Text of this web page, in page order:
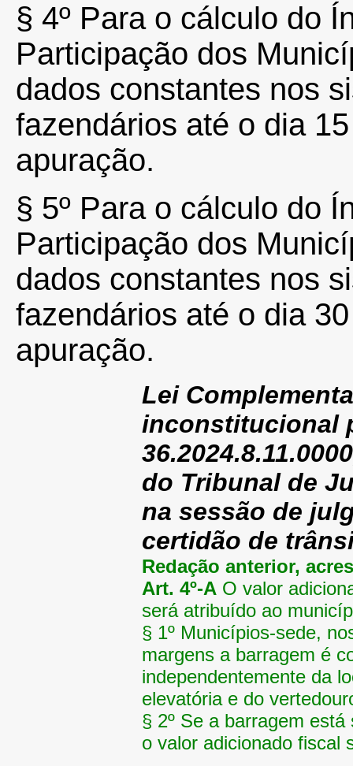
§ 4º Para o cálculo do
Participação dos
dados constantes nos
fazendários até o dia
apuração.
§ 5º Para o cálculo do
Participação dos
dados constantes nos
fazendários até o dia
apuração.
Lei
inconstitucional
do Tribunal de
na sessão de
certidão de
Redação anterior,
Art. 4º-A O valor
será atribuído ao
§ 1º Municípios-sede,
margens a barragem é
independentemente da
elevatória e do
§ 2º Se a barragem
o valor adicionado fiscal